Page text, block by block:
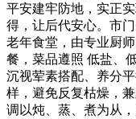
平安建牢防地，实正
得，让后代安心。市
老年食堂，由专业厨
餐，菜品遵照 低盐、
沉视荤素搭配、养分
样，避免反复枯燥，
调以炖、蒸、煮为从